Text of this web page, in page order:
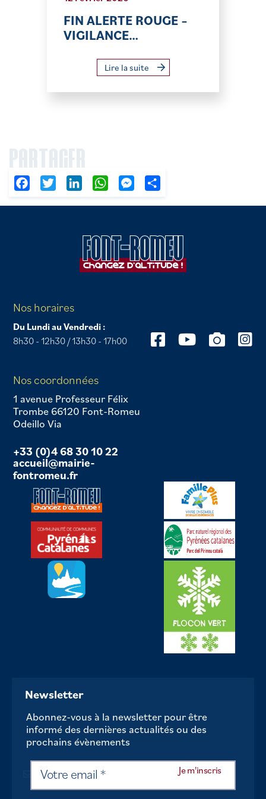
FIN ALERTE ROUGE –
VIGILANCE…
Lire la suite
PARTAGER
FacebookTwitter LinkedIn WhatsAppMessenger
Nos horaires
Du Lundi au Vendredi :
8h30 - 12h30 / 13h30 - 17h00
Nos coordonnées
1 avenue Professeur Félix
Trombe 66120 Font-Romeu
Odeillo Via
+33 (0)4 68 30 10 22
accueil@mairie-
fontromeu.fr
Newsletter
Abonnez-vous à la newsletter pour être
informé des dernières actualités ou des
prochains évènements